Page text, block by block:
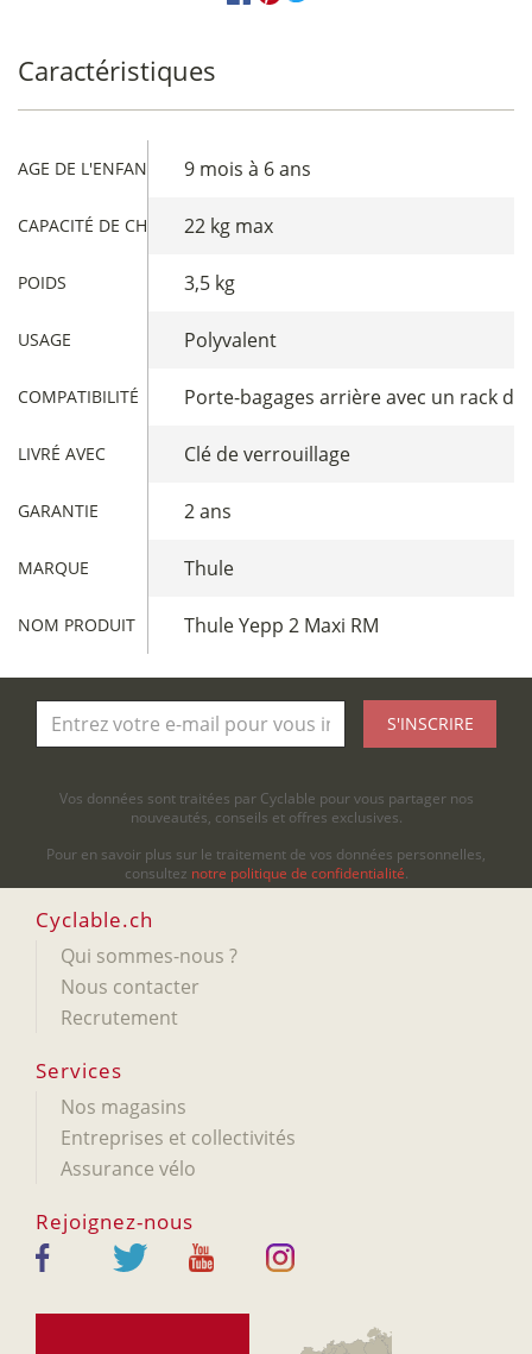
Caractéristiques
AGE DE L'ENFANT 9 mois à 6 ans
CAPACITÉ DE CHARGE22 kg max
POIDS 3,5 kg
USAGE Polyvalent
COMPATIBILITÉ Porte-bagages arrière avec un rack
LIVRÉ AVEC Clé de verrouillage
GARANTIE 2 ans
MARQUE Thule
NOM PRODUIT Thule Yepp 2 Maxi RM
S'INSCRIRE
Vos données sont traitées par Cyclable pour vous partager nos
nouveautés, conseils et offres exclusives.
Pour en savoir plus sur le traitement de vos données personnelles,
consultez notre politique de confidentialité.
Cyclable.ch
Qui sommes-nous ?
Nous contacter
Recrutement
Services
Nos magasins
Entreprises et collectivités
Assurance vélo
Rejoignez-nous